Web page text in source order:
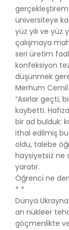
üniversiteye
yüz yılı ve
çalışmaya
seri üretim
konfeksiyon
düşünmek
Merhum Cemil
“Asırlar geçti,
kaybetti.
bir ad bulduk:
ithal edilmiş
oldu, talebe
haysiyetsiz ne
yaratır.
Öğrenci ne
* *
Dünya
an nükleer
göçmenlikte